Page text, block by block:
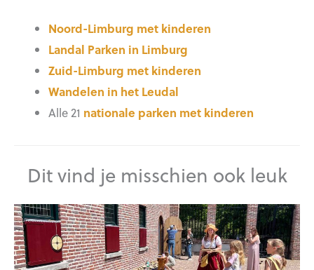
Noord-Limburg met kinderen
Landal Parken in Limburg
Zuid-Limburg met kinderen
Wandelen in het Leudal
Alle 21 nationale parken met kinderen
Dit vind je misschien ook leuk